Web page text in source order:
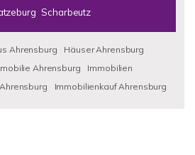
Scharbeutz
Ahrensburg
Häuser Ahrensburg
Ahrensburg
Immobilien
Immobilienkauf Ahrensburg